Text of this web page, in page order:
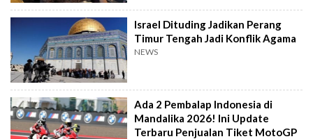
Israel Dituding Jadikan Perang
Timur Tengah Jadi Konflik Agama
NEWS
Ada 2 Pembalap Indonesia di
Mandalika 2026! Ini Update
Terbaru Penjualan Tiket MotoGP